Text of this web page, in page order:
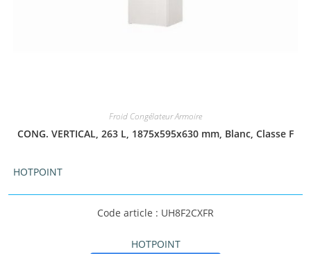
Froid Congélateur Armoire
CONG. VERTICAL, 263 L, 1875x595x630 mm, Blanc, Classe F
HOTPOINT
Code article : UH8F2CXFR
HOTPOINT